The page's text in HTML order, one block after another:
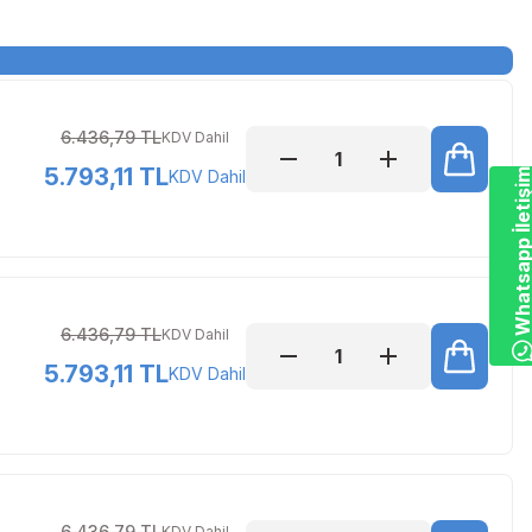
6.436,79 TLKDV Dahil
5.793,11 TLKDV Dahil
6.436,79 TLKDV Dahil
5.793,11 TLKDV Dahil